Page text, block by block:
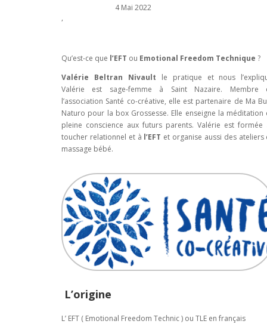
4 Mai 2022
,
Qu’est-ce que l’EFT ou Emotional Freedom Technique ?
Valérie Beltran Nivault le pratique et nous
Valérie est sage-femme à Saint Nazaire. Membre
l’association Santé co-créative, elle est partenaire de Ma
Naturo pour la box Grossesse. Elle enseigne la méditation
pleine conscience aux futurs parents. Valérie est formée
toucher relationnel et à l’EFT et organise aussi des ateliers
massage bébé.
L’origine
L’ EFT ( Emotional Freedom Technic ) ou TLE en français